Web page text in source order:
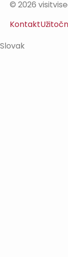
© 2026
Kontakt
Slovak